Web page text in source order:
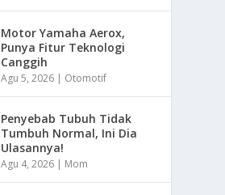
Motor Yamaha Aerox,
Punya Fitur Teknologi
Canggih
Agu 5, 2026 | Otomotif
Penyebab Tubuh Tidak
Tumbuh Normal, Ini Dia
Ulasannya!
Agu 4, 2026 | Mom